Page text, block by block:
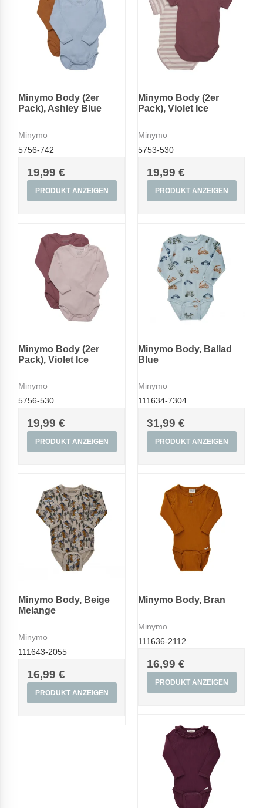
Minymo Body (2er
Pack), Ashley Blue
Minymo
5756-742
19,99 €
PRODUKT ANZEIGEN
Minymo Body (2er
Pack), Violet Ice
Minymo
5753-530
19,99 €
PRODUKT ANZEIGEN
Minymo Body (2er
Pack), Violet Ice
Minymo
5756-530
19,99 €
PRODUKT ANZEIGEN
Minymo Body, Ballad
Blue
Minymo
111634-7304
31,99 €
PRODUKT ANZEIGEN
Minymo Body, Beige
Melange
Minymo
111643-2055
16,99 €
PRODUKT ANZEIGEN
Minymo Body, Bran
Minymo
111636-2112
16,99 €
PRODUKT ANZEIGEN